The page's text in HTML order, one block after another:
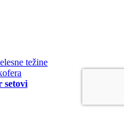
težine
setovi